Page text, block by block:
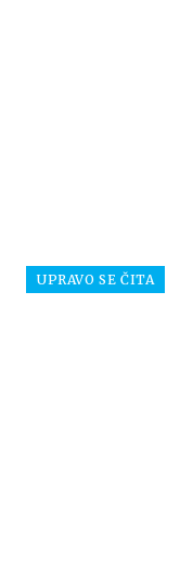
UPRAVO SE ČITA